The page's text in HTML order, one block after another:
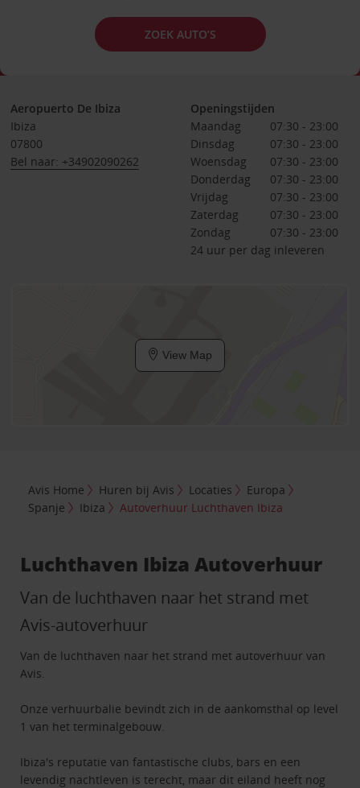
ZOEK AUTO’S
Aeropuerto De Ibiza
Ibiza
07800
Bel naar: +34902090262
Openingstijden
Maandag
07:30 - 23:00
Dinsdag
07:30 - 23:00
Woensdag
07:30 - 23:00
Donderdag
07:30 - 23:00
Vrijdag
07:30 - 23:00
Zaterdag
07:30 - 23:00
Zondag
07:30 - 23:00
24 uur per dag inleveren
View Map
Avis Home Huren bij Avis Locaties
Europa
Spanje
Ibiza Autoverhuur Luchthaven Ibiza
Luchthaven Ibiza Autoverhuur
Van de luchthaven naar het strand met
Avis-autoverhuur
Van de luchthaven naar het strand met autoverhuur van
Avis.
Onze verhuurbalie bevindt zich in de aankomsthal op level
1 van het terminalgebouw.
Ibiza's reputatie van fantastische clubs, bars en een
levendig nachtleven is terecht, maar dit eiland heeft nog